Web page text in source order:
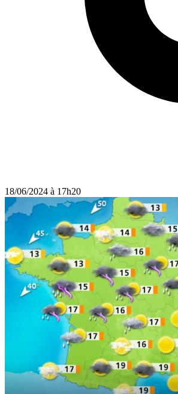
18/06/2024 à 17h20